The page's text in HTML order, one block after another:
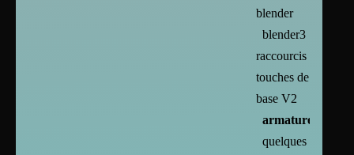
blender
blender3
raccourcis
touches de
base V2
armature
quelques